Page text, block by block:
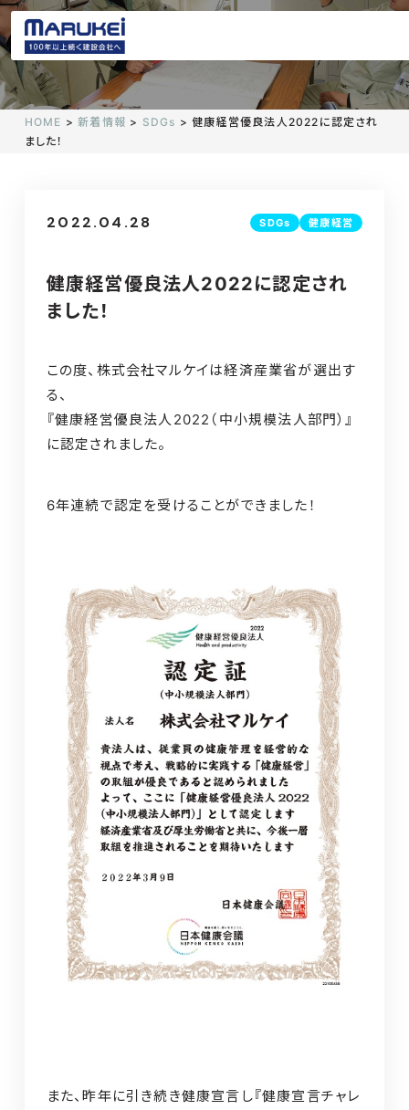
HOME >新着情報 > SDGs >健康経営優良法人2022に認定され
ました！
2022.04.28 SDGs 健康経営
健康経営優良法人2022に認定され
ました！
この度、株式会社マルケイは経済産業省が選出す
る、
『健康経営優良法人2022（中小規模法人部門）』
に認定されました。
6年連続で認定を受けることができました！
また、昨年に引き続き健康宣言し『健康宣言チャレ